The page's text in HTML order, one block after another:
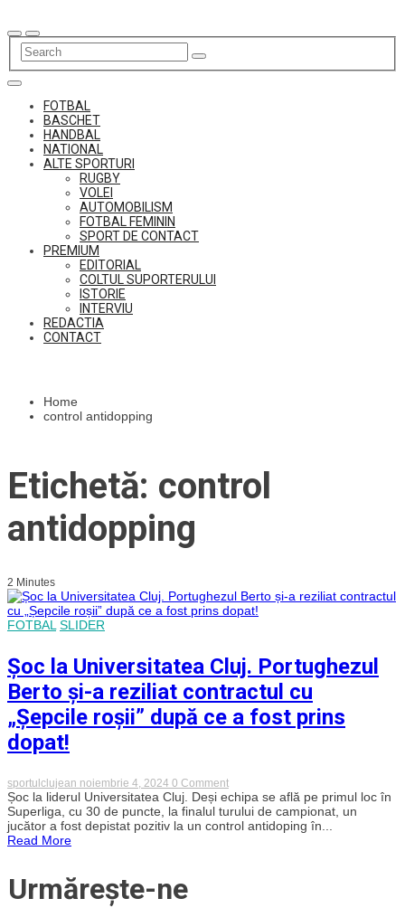
to
content
FOTBAL
BASCHET
HANDBAL
NATIONAL
ALTE SPORTURI
RUGBY
VOLEI
AUTOMOBILISM
FOTBAL FEMININ
SPORT DE CONTACT
PREMIUM
EDITORIAL
COLTUL SUPORTERULUI
ISTORIE
INTERVIU
REDACTIA
CONTACT
Home
control antidopping
Etichetă: control
antidopping
2 Minutes
FOTBAL SLIDER
Șoc la Universitatea Cluj. Portughezul
Berto și-a reziliat contractul cu
„Șepcile roșii” după ce a fost prins
dopat!
sportulclujean noiembrie 4, 2024 0 Commenton
Șoc
la
Universitatea
Cluj.
Șoc la liderul Universitatea Cluj. Deși echipa se află pe primul loc în
Superliga, cu 30 de puncte, la finalul turului de campionat, un
jucător a fost depistat pozitiv la un control antidoping în...
Read More
Urmărește-ne